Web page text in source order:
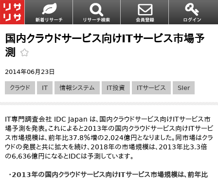
国内クラウドサービス向けITサービス市場予
測
2014年06月23日
クラウド IT 情報システム IT投資 ITサービス SIer
IT専門調査会社 IDC Japan は、国内クラウドサービス向けITサービス市
場予測を発表。これによると2013年の国内クラウドサービス向けITサービ
ス市場規模は、前年比37.8％増の2,024億円となりました。同市場はクラ
ウドの発展と共に拡大を続け、2018年の市場規模は、2013年比3.3倍
の6,636億円になるとIDCは予測しています。
・2013年の国内クラウドサービス向けITサービス市場規模は、前年比